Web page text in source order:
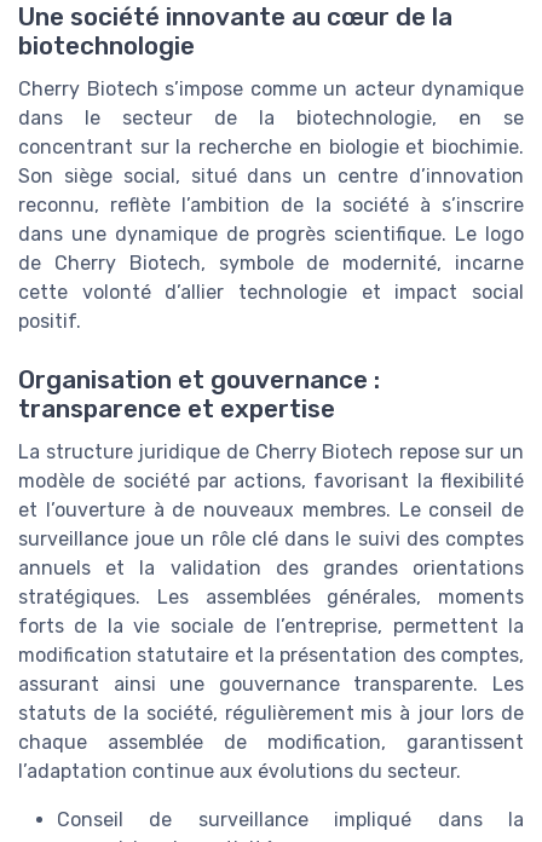
Une société innovante au cœur de la
biotechnologie
Cherry Biotech s’impose comme un acteur dynamique
dans le secteur de la biotechnologie, en se
concentrant sur la recherche en biologie et biochimie.
Son siège social, situé dans un centre d’innovation
reconnu, reflète l’ambition de la société à s’inscrire
dans une dynamique de progrès scientifique. Le logo
de Cherry Biotech, symbole de modernité, incarne
cette volonté d’allier technologie et impact social
positif.
Organisation et gouvernance :
transparence et expertise
La structure juridique de Cherry Biotech repose sur un
modèle de société par actions, favorisant la flexibilité
et l’ouverture à de nouveaux membres. Le conseil de
surveillance joue un rôle clé dans le suivi des comptes
annuels et la validation des grandes orientations
stratégiques. Les assemblées générales, moments
forts de la vie sociale de l’entreprise, permettent la
modification statutaire et la présentation des comptes,
assurant ainsi une gouvernance transparente. Les
statuts de la société, régulièrement mis à jour lors de
chaque assemblée de modification, garantissent
l’adaptation continue aux évolutions du secteur.
Conseil de surveillance impliqué dans la